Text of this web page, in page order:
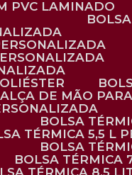
PVC LAMINADO
DE MÃO
BOLSA
TÉRMICA 5,5 L
BOLSA
BOLSA
TÉRMICA 8,5